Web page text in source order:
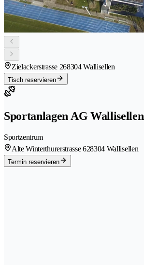
Zielackerstrasse 268304 Wallisellen
Tisch reservieren
Sportanlagen AG Wallisellen
Sportzentrum
Alte Winterthurerstrasse 628304 Wallisellen
Termin reservieren